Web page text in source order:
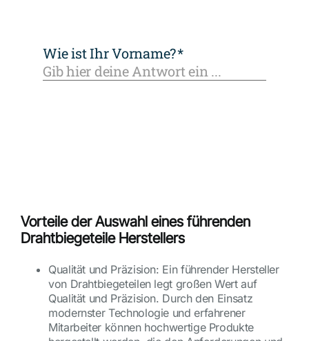
Vorteile der Auswahl eines führenden
Drahtbiegeteile Herstellers
Qualität und Präzision: Ein führender Hersteller
von Drahtbiegeteilen legt großen Wert auf
Qualität und Präzision. Durch den Einsatz
modernster Technologie und erfahrener
Mitarbeiter können hochwertige Produkte